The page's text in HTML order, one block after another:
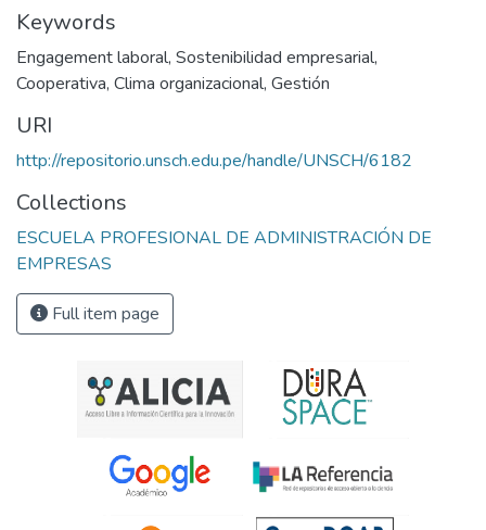
Keywords
Engagement laboral, Sostenibilidad empresarial,
Cooperativa, Clima organizacional, Gestión
URI
http://repositorio.unsch.edu.pe/handle/UNSCH/6182
Collections
ESCUELA PROFESIONAL DE ADMINISTRACIÓN DE
EMPRESAS
Full item page